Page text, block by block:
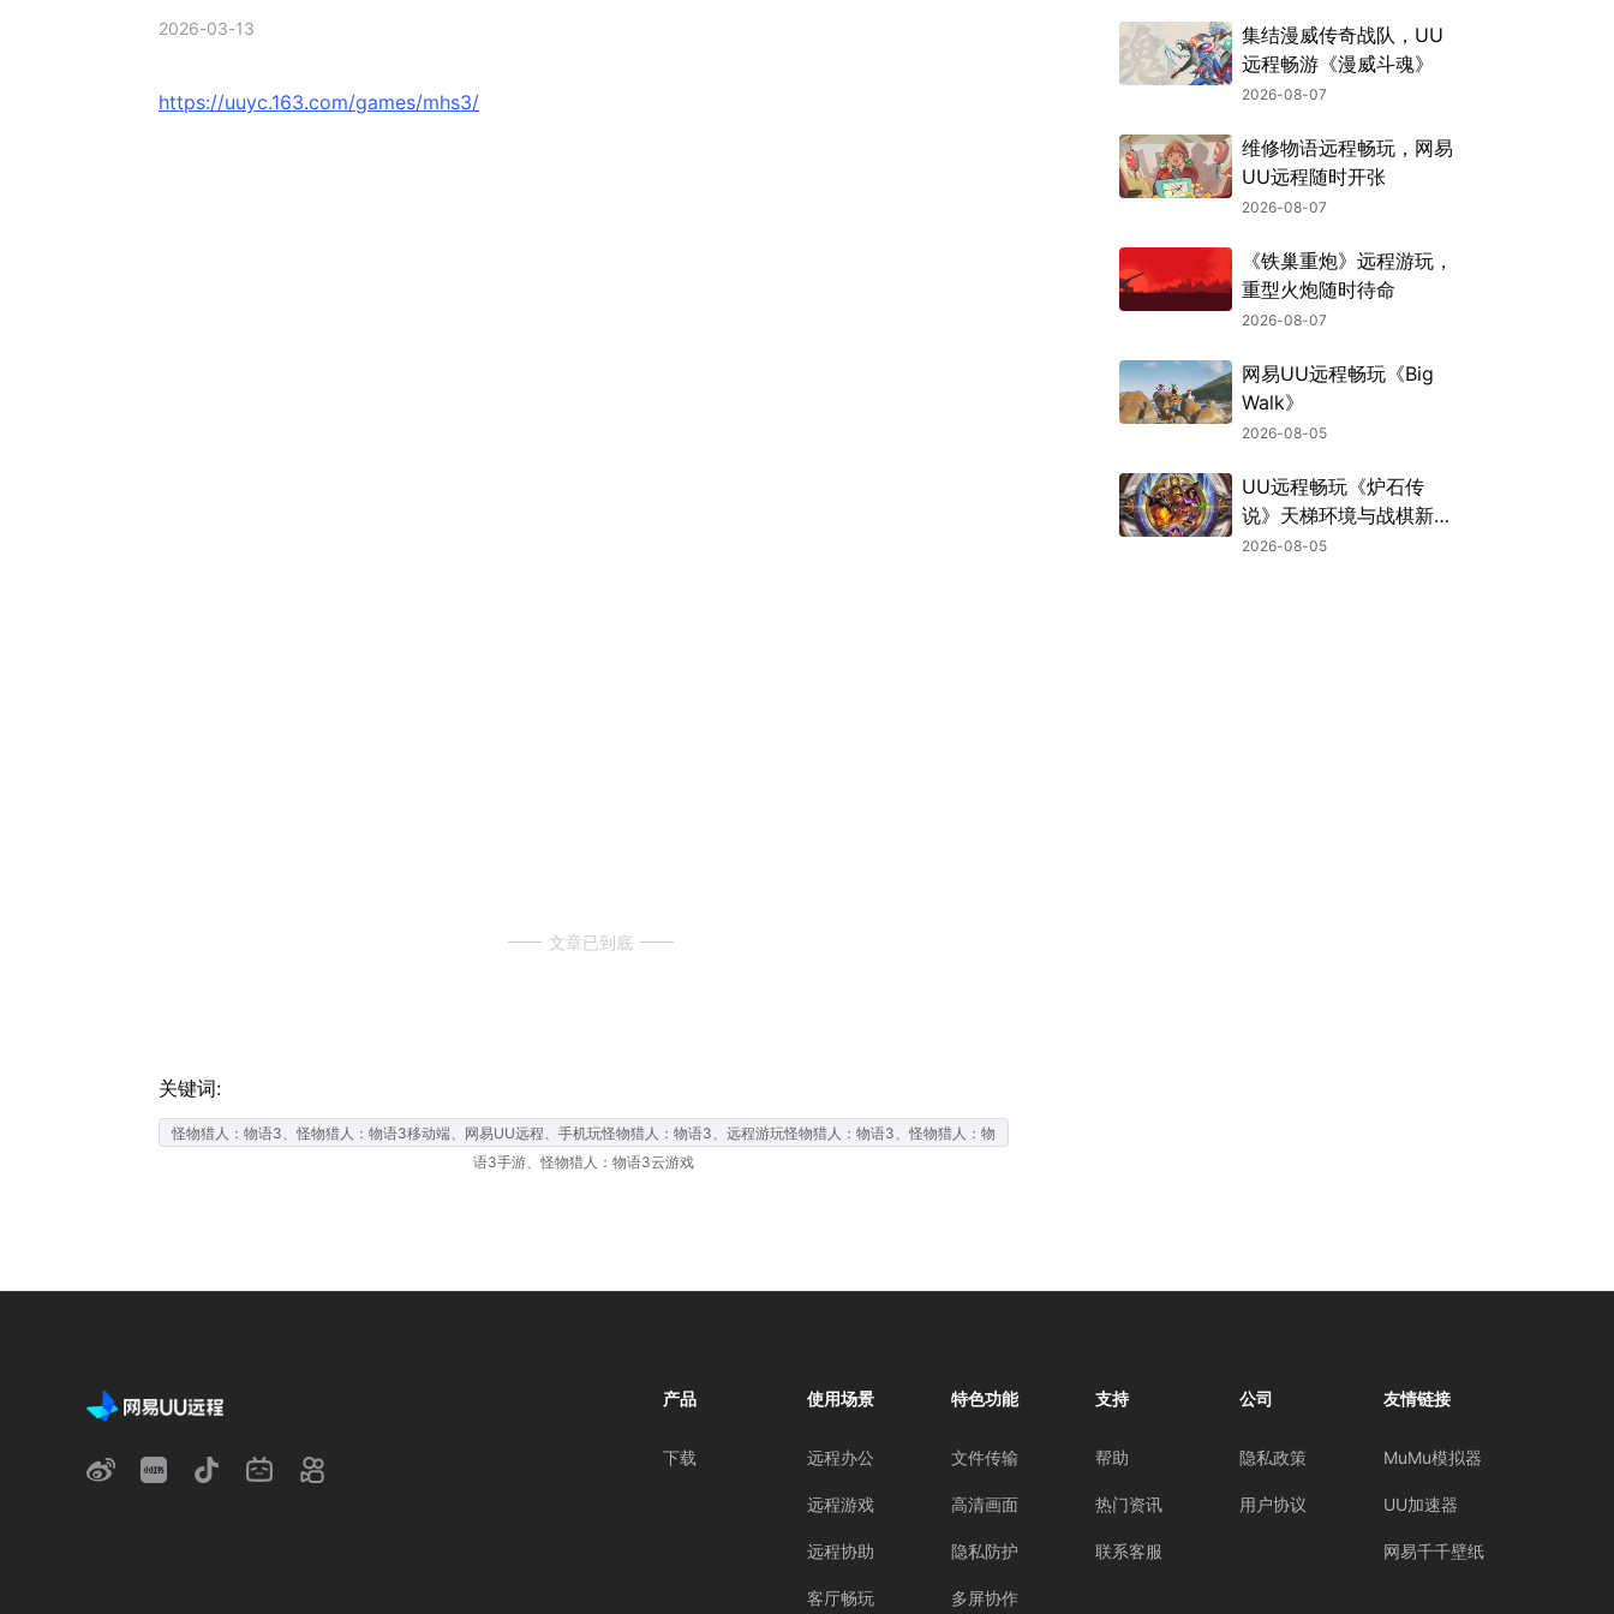
2026-03-13
https://uuyc.163.com/games/mhs3/
文章已到底
关键词:
怪物猎人：物语3、怪物猎人：物语3移动端、网易UU远程、手机玩怪物猎人：物语3、远程游玩怪物猎人：物语3、怪物猎人：物
语3手游、怪物猎人：物语3云游戏
集结漫威传奇战队，UU
远程畅游《漫威斗魂》
2026-08-07
维修物语远程畅玩，网易
UU远程随时开张
2026-08-07
《铁巢重炮》远程游玩，
重型火炮随时待命
2026-08-07
网易UU远程畅玩《Big
Walk》
2026-08-05
UU远程畅玩《炉石传
说》天梯环境与战棋新机
制
2026-08-05
产品
下载
使用场景
远程办公
远程游戏
远程协助
客厅畅玩
特色功能
文件传输
高清画面
隐私防护
多屏协作
支持
帮助
热门资讯
联系客服
公司
隐私政策
用户协议
友情链接
MuMu模拟器
UU加速器
网易千千壁纸